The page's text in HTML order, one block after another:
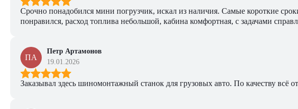
Срочно понадобился мини погрузчик, искал из наличия. Самые короткие
понравился, расход топлива небольшой, кабина комфортная, с задачами
ПА
Петр Артамонов
19.01.2026
Заказывал здесь шиномонтажный станок для грузовых авто. По качеству всё